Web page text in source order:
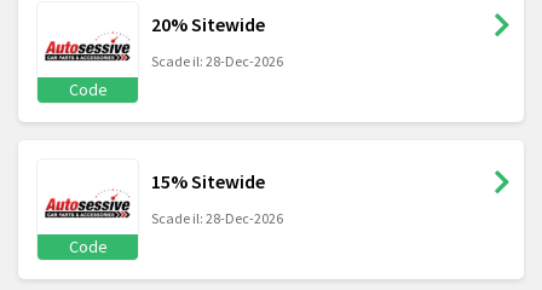
Code
20% Sitewide
Scade il: 28-Dec-2026
Code
15% Sitewide
Scade il: 28-Dec-2026